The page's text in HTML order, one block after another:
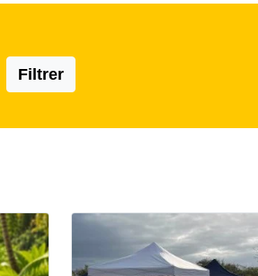
Filtrer